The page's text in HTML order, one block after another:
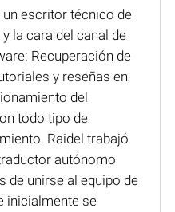
un escritor técnico de
la cara del canal de
Recuperación de
y reseñas en
del
todo tipo de
Raidel trabajó
autónomo
de unirse al equipo de
inicialmente se